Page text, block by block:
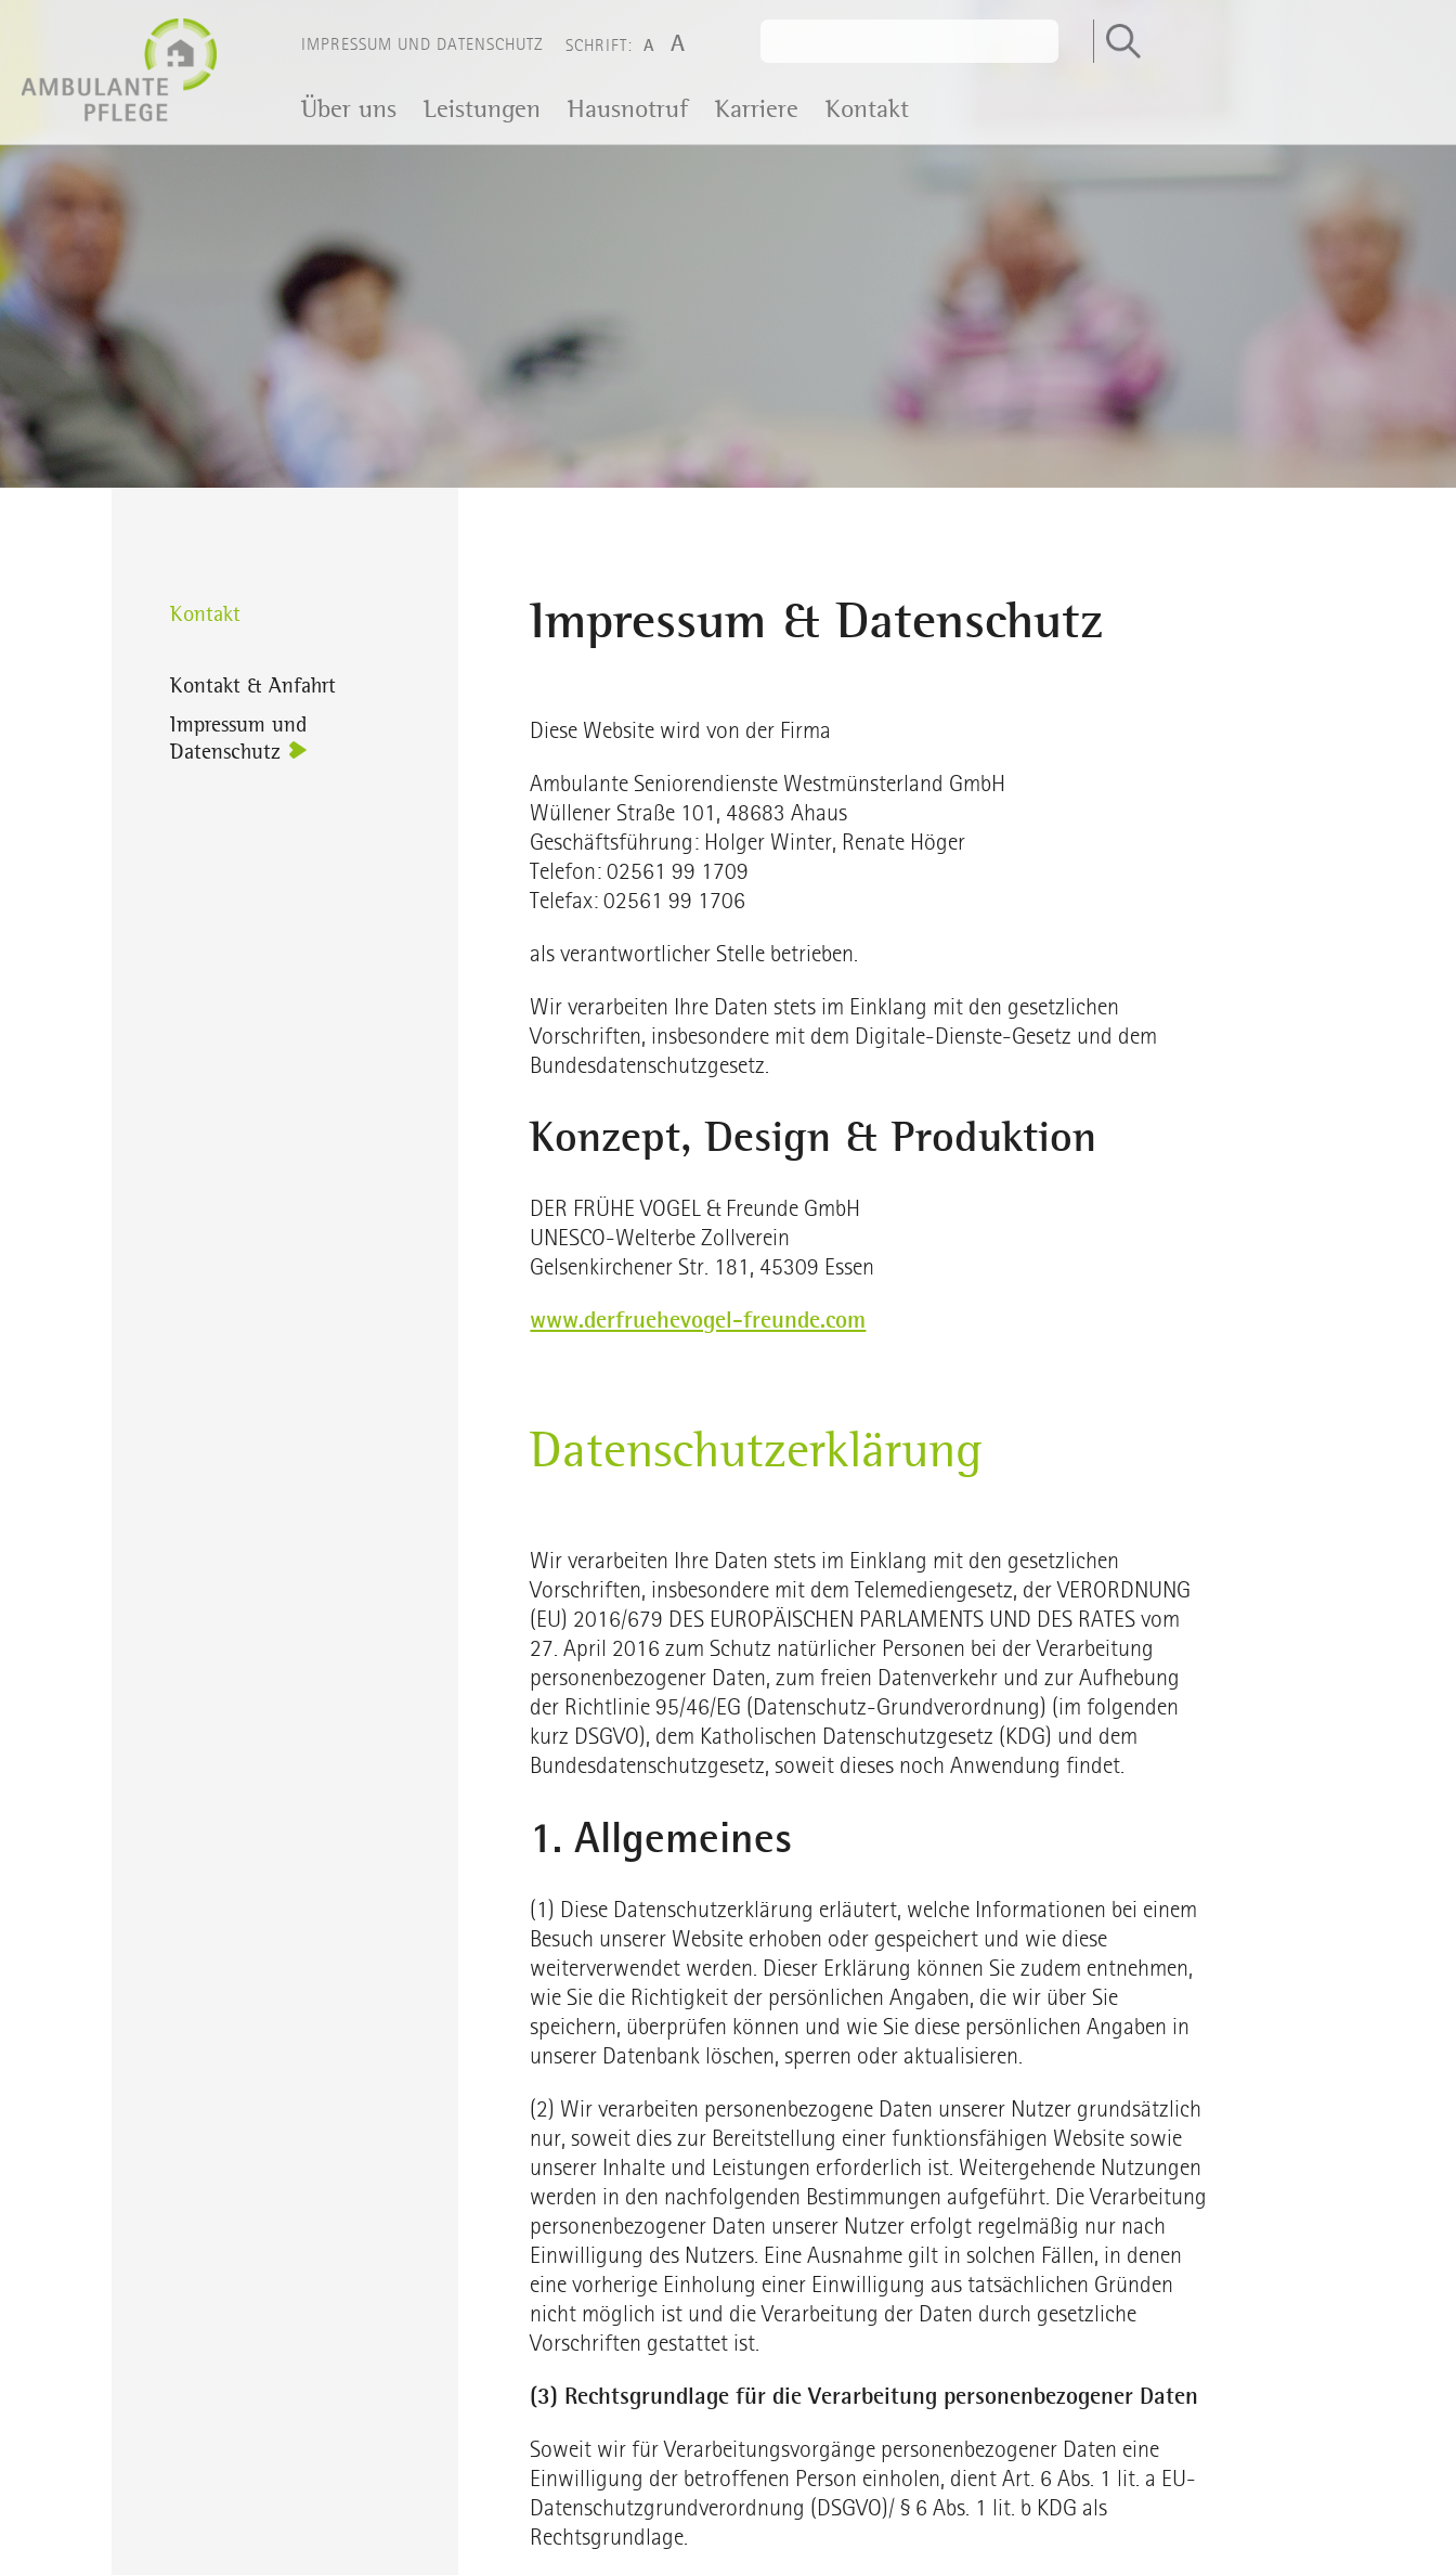
IMPRESSUM UND DATENSCHUTZ SCHRIFT: A A
Über uns Leistungen Hausnotruf Karriere Kontakt
Kontakt
Kontakt & Anfahrt
Impressum und
Datenschutz
Impressum & Datenschutz
Diese Website wird von der Firma
Ambulante Seniorendienste Westmünsterland GmbH
Wüllener Straße 101, 48683 Ahaus
Geschäftsführung: Holger Winter, Renate Höger
Telefon: 02561 99 1709
Telefax: 02561 99 1706
als verantwortlicher Stelle betrieben.
Wir verarbeiten Ihre Daten stets im Einklang mit den gesetzlichen
Vorschriften, insbesondere mit dem Digitale-Dienste-Gesetz und dem
Bundesdatenschutzgesetz.
Konzept, Design & Produktion
DER FRÜHE VOGEL & Freunde GmbH
UNESCO-Welterbe Zollverein
Gelsenkirchener Str. 181, 45309 Essen
www.derfruehevogel-freunde.com
Datenschutzerklärung
Wir verarbeiten Ihre Daten stets im Einklang mit den gesetzlichen
Vorschriften, insbesondere mit dem Telemediengesetz, der VERORDNUNG
(EU) 2016/679 DES EUROPÄISCHEN PARLAMENTS UND DES RATES vom
27. April 2016 zum Schutz natürlicher Personen bei der Verarbeitung
personenbezogener Daten, zum freien Datenverkehr und zur Aufhebung
der Richtlinie 95/46/EG (Datenschutz-Grundverordnung) (im folgenden
kurz DSGVO), dem Katholischen Datenschutzgesetz (KDG) und dem
Bundesdatenschutzgesetz, soweit dieses noch Anwendung findet.
1. Allgemeines
(1) Diese Datenschutzerklärung erläutert, welche Informationen bei einem
Besuch unserer Website erhoben oder gespeichert und wie diese
weiterverwendet werden. Dieser Erklärung können Sie zudem entnehmen,
wie Sie die Richtigkeit der persönlichen Angaben, die wir über Sie
speichern, überprüfen können und wie Sie diese persönlichen Angaben in
unserer Datenbank löschen, sperren oder aktualisieren.
(2) Wir verarbeiten personenbezogene Daten unserer Nutzer grundsätzlich
nur, soweit dies zur Bereitstellung einer funktionsfähigen Website sowie
unserer Inhalte und Leistungen erforderlich ist. Weitergehende Nutzungen
werden in den nachfolgenden Bestimmungen aufgeführt. Die Verarbeitung
personenbezogener Daten unserer Nutzer erfolgt regelmäßig nur nach
Einwilligung des Nutzers. Eine Ausnahme gilt in solchen Fällen, in denen
eine vorherige Einholung einer Einwilligung aus tatsächlichen Gründen
nicht möglich ist und die Verarbeitung der Daten durch gesetzliche
Vorschriften gestattet ist.
(3) Rechtsgrundlage für die Verarbeitung personenbezogener Daten
Soweit wir für Verarbeitungsvorgänge personenbezogener Daten eine
Einwilligung der betroffenen Person einholen, dient Art. 6 Abs. 1 lit. a EU-
Datenschutzgrundverordnung (DSGVO)/ § 6 Abs. 1 lit. b KDG als
Rechtsgrundlage.